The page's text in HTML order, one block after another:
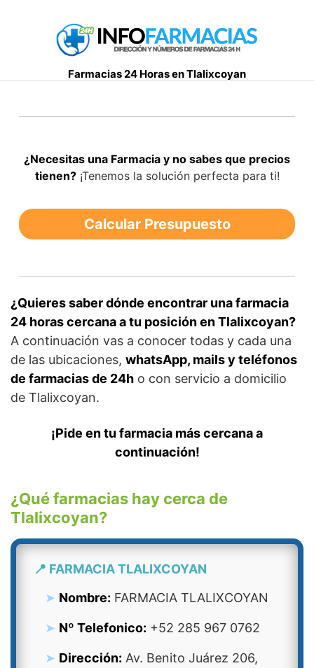
Farmacias 24 Horas en Tlalixcoyan
¿Necesitas una Farmacia y no sabes que precios
tienen?¡Tenemos la solución perfecta para ti!
Calcular Presupuesto
¿Quieres saber dónde encontrar una farmacia
24 horas cercana a tu posición en Tlalixcoyan?
A continuación vas a conocer todas y cada una
de las ubicaciones, whatsApp, mails y teléfonos
de farmacias de 24h o con servicio a domicilio
de Tlalixcoyan.
¡Pide en tu farmacia más cercana a
continuación!
¿Qué farmacias hay cerca de
Tlalixcoyan?
📍 FARMACIA TLALIXCOYAN
Nombre: FARMACIA TLALIXCOYAN
Nº Telefonico: +52 285 967 0762
Dirección: Av. Benito Juárez 206,